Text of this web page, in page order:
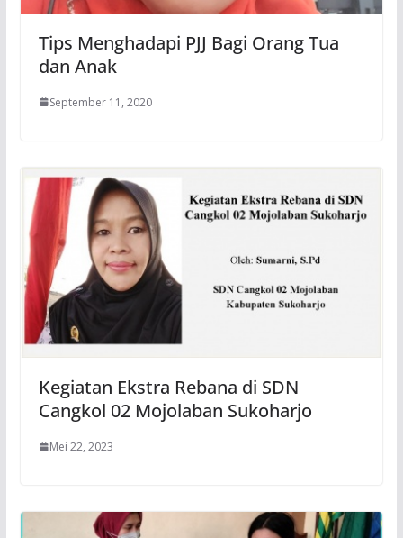
Tips Menghadapi PJJ Bagi Orang Tua
dan Anak
September 11, 2020
Kegiatan Ekstra Rebana di SDN
Cangkol 02 Mojolaban Sukoharjo
Mei 22, 2023